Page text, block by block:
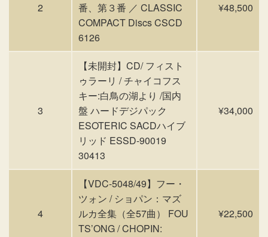
2
番、第３番 ／ CLASSIC
COMPACT Discs CSCD
6126
¥48,500
3
【未開封】CD/ フィスト
ゥラーリ / チャイコフス
キー:白鳥の湖より /国内
盤 ハードデジパック
ESOTERIC SACDハイブ
リッド ESSD-90019
30413
¥34,000
4
【VDC-5048/49】フー・
ツォン / ショパン：マズ
ルカ全集（全57曲） FOU
TS’ONG / CHOPIN:
¥22,500